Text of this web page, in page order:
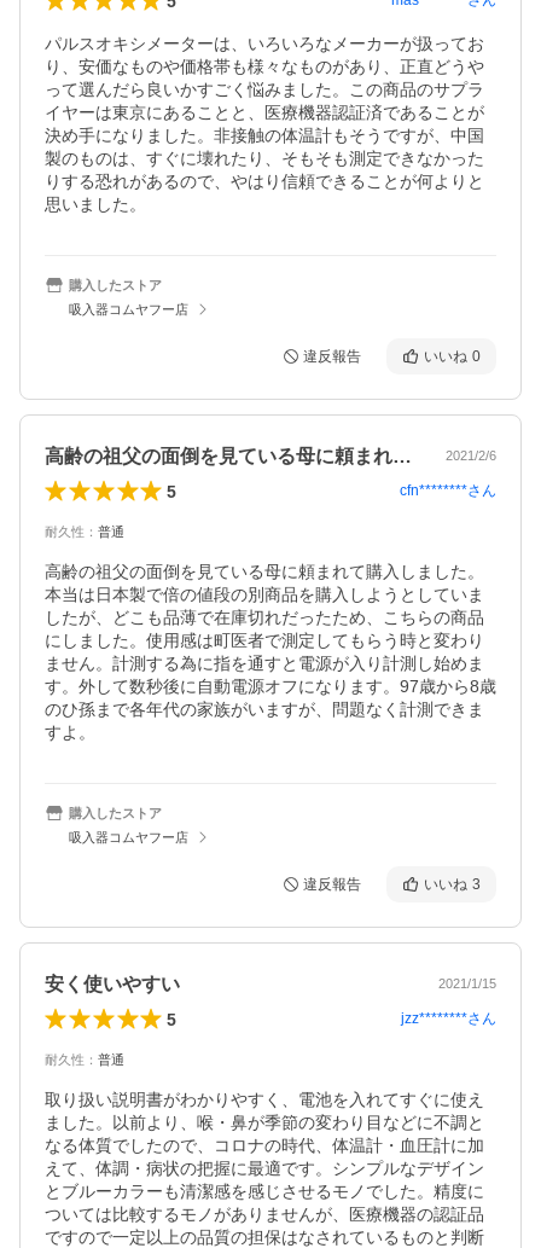
パルスオキシメーターは、いろいろなメーカーが扱ってお
り、安価なものや価格帯も様々なものがあり、正直どうや
って選んだら良いかすごく悩みました。この商品のサプラ
イヤーは東京にあることと、医療機器認証済であることが
決め手になりました。非接触の体温計もそうですが、中国
製のものは、すぐに壊れたり、そもそも測定できなかった
りする恐れがあるので、やはり信頼できることが何よりと
思いました。
購入したストア
吸入器コムヤフー店
違反報告 いいね 0
高齢の祖父の面倒を見ている母に頼まれて… 2021/2/6
5 cfn********さん
耐久性 ： 普通
高齢の祖父の面倒を見ている母に頼まれて購入しました。
本当は日本製で倍の値段の別商品を購入しようとしていま
したが、どこも品薄で在庫切れだったため、こちらの商品
にしました。使用感は町医者で測定してもらう時と変わり
ません。計測する為に指を通すと電源が入り計測し始めま
す。外して数秒後に自動電源オフになります。97歳から8歳
のひ孫まで各年代の家族がいますが、問題なく計測できま
すよ。
購入したストア
吸入器コムヤフー店
違反報告 いいね 3
安く使いやすい 2021/1/15
5 jzz********さん
耐久性 ： 普通
取り扱い説明書がわかりやすく、電池を入れてすぐに使え
ました。以前より、喉・鼻が季節の変わり目などに不調と
なる体質でしたので、コロナの時代、体温計・血圧計に加
えて、体調・病状の把握に最適です。シンプルなデザイン
とブルーカラーも清潔感を感じさせるモノでした。精度に
ついては比較するモノがありませんが、医療機器の認証品
ですので一定以上の品質の担保はなされているものと判断